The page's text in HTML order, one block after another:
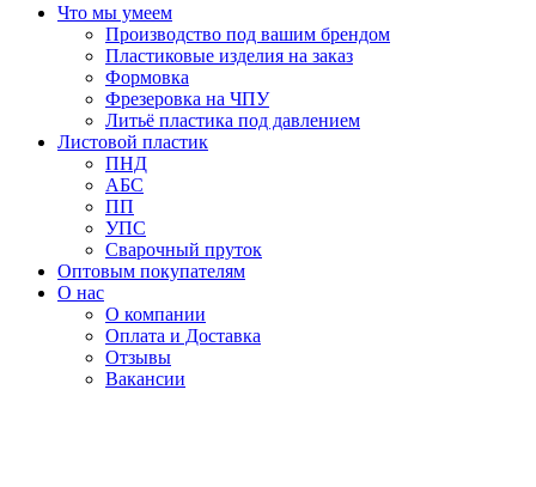
Что мы умеем
Производство под вашим брендом
Пластиковые изделия на заказ
Формовка
Фрезеровка на ЧПУ
Литьё пластика под давлением
Листовой пластик
ПНД
АБС
ПП
УПС
Сварочный пруток
Оптовым покупателям
О нас
О компании
Оплата и Доставка
Отзывы
Вакансии